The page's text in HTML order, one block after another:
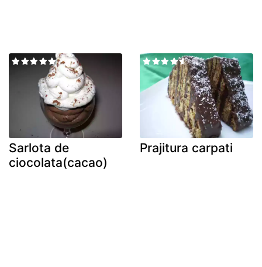
Sarlota de
ciocolata(cacao)
Prajitura carpati